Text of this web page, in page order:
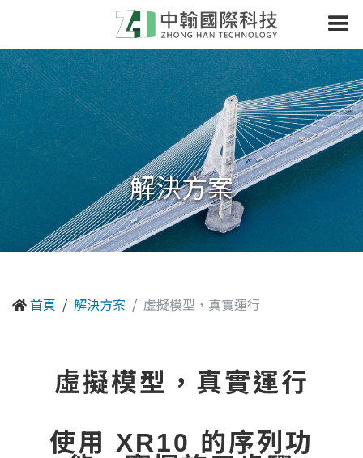
解決方案
首頁 解決方案 虛擬模型，真實運行
虛擬模型，真實運行
使用 XR10 的序列功